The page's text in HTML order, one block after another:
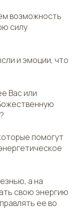
возможность
силу
и эмоции, что
Вас или
помогут
а на
свою энергию
ее во